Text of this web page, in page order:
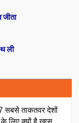
ली
सबसे ताकतवर देशों